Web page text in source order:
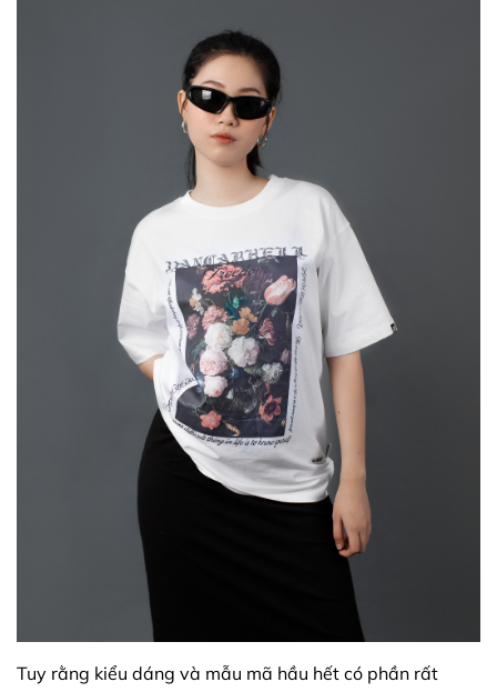
Tuy rằng kiểu dáng và mẫu mã hầu hết có phần rất